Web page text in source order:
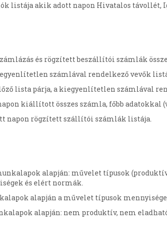
listája akik adott napon Hivatalos távollét,
és rögzített beszállítói számlák
számlával rendelkező vevők
lista párja, a kiegyenlítetlen számlával
kiállított összes számla, főbb adatokkal
napon rögzített szállítói számlák listája.
alapján: művelet típusok
és elért normák.
alapján a művelet típusok
alapján: nem produktív, nem